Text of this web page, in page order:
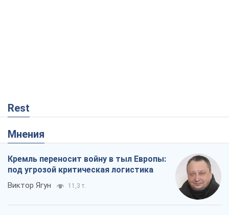
Rest
Мнения
Кремль переносит войну в тыл Европы:
под угрозой критическая логистика
Виктор Ягун 11,3 т.